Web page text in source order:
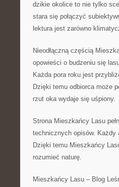
dzikie okolice to nie tylko
stara się połączyć
lektura jest zarówno
Nieodłączną częścią
opowieści o budzeniu się
Każda pora roku jest
Dzięki temu odbiorca może
rzut oka wydaje się uśpiony.
Strona Mieszkańcy Lasu
technicznych opisów. Każdy
Dzięki temu Mieszkańcy
rozumieć naturę.
Mieszkańcy Lasu – Blog